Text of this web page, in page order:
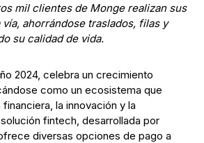
mil clientes de Monge realizan sus
ahorrándose traslados, filas y
su calidad de vida.
2024, celebra un crecimiento
como un ecosistema que
la innovación y la
fintech, desarrollada por
diversas opciones de pago a